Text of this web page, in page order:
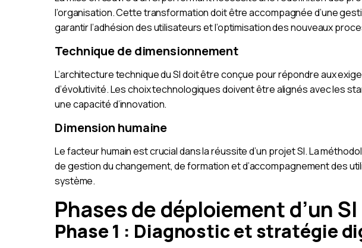
l’organisation. Cette transformation doit être accompagnée d’une
garantir l’adhésion des utilisateurs et l’optimisation des nouveaux
Technique de dimensionnement
L’architecture technique du SI doit être conçue pour répondre aux
d’évolutivité. Les choix technologiques doivent être alignés avec les
une capacité d’innovation.
Dimension humaine
Le facteur humain est crucial dans la réussite d’un projet SI. La
de gestion du changement, de formation et d’accompagnement des
système.
Phases de déploiement d’un
Phase 1 : Diagnostic et stratégie